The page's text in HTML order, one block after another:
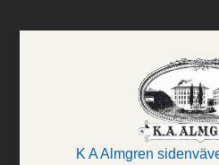
K A Almgren